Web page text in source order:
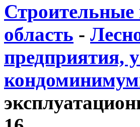
область -
предприятия,